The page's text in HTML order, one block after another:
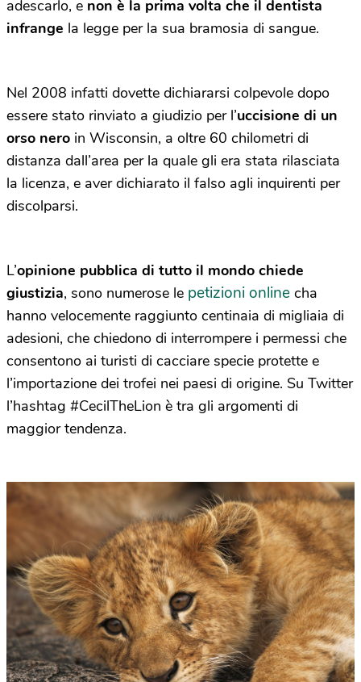
adescarlo, e non è la prima volta che il dentista
infrange la legge per la sua bramosia di sangue.
Nel 2008 infatti dovette dichiararsi colpevole dopo
essere stato rinviato a giudizio per l’uccisione di un
orso nero in Wisconsin, a oltre 60 chilometri di
distanza dall’area per la quale gli era stata rilasciata
la licenza, e aver dichiarato il falso agli inquirenti per
discolparsi.
L’opinione pubblica di tutto il mondo chiede
giustizia, sono numerose le petizioni online cha
hanno velocemente raggiunto centinaia di migliaia di
adesioni, che chiedono di interrompere i permessi che
consentono ai turisti di cacciare specie protette e
l’importazione dei trofei nei paesi di origine. Su Twitter
l’hashtag #CecilTheLion è tra gli argomenti di
maggior tendenza.